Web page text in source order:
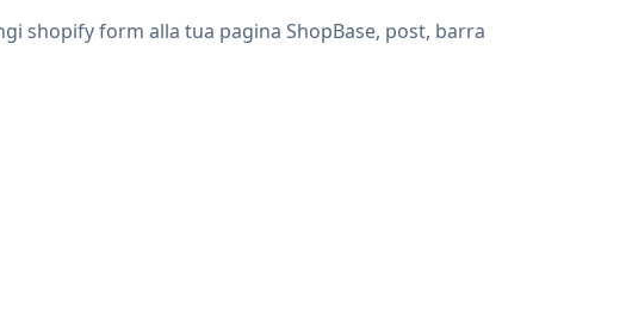
shopify form alla tua pagina ShopBase, post, barra